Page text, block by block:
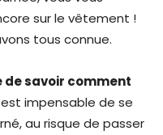
sur le vêtement !
tous connue.
de savoir comment
impensable de se
au risque de passer